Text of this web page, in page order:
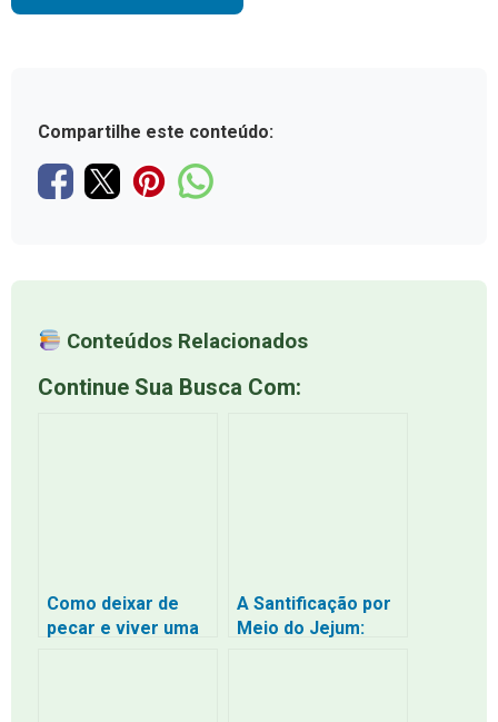
Compartilhe este conteúdo:
Conteúdos Relacionados
Continue Sua Busca Com:
Como deixar de
pecar e viver uma
A Santificação por
Meio do Jejum: